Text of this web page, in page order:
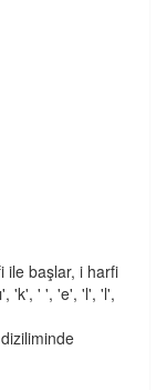
ile başlar, i harfi
'k', ' ', 'e', 'l', 'l',
diziliminde